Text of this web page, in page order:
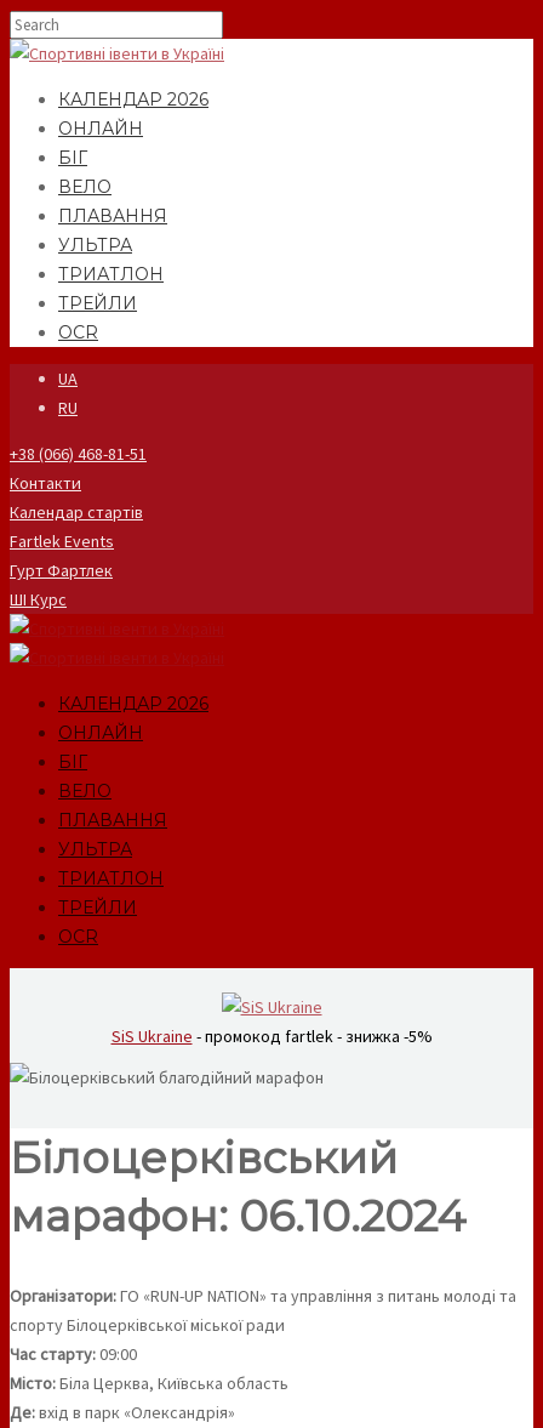
КАЛЕНДАР 2026
ОНЛАЙН
БІГ
ВЕЛО
ПЛАВАННЯ
УЛЬТРА
ТРИАТЛОН
ТРЕЙЛИ
OCR
UA
RU
+38 (066) 468-81-51
Контакти
Календар стартів
Fartlek Events
Гурт Фартлек
ШІ Курс
КАЛЕНДАР 2026
ОНЛАЙН
БІГ
ВЕЛО
ПЛАВАННЯ
УЛЬТРА
ТРИАТЛОН
ТРЕЙЛИ
OCR
SiS Ukraine - промокод fartlek - знижка -5%
Білоцерківський
марафон: 06.10.2024
Організатори:ГО «RUN-UP NATION» та управління з питань молоді та
спорту Білоцерківської міської ради
Час старту:09:00
Місто:Біла Церква, Київська область
Де:вхід в парк «Олександрія»